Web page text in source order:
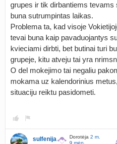
grupes ir tik dirbantiems tevams
buna sutrumpintas laikas.
Problema ta, kad visoje
tevai buna kaip pavaduojantys
kvieciami dirbti, bet butinai turi
grupeje, kitu atveju tai yra
O del mokejimo tai negaliu
mokama uz kalendorinius
situaciju reiktu pasidometi.
sulfenija Dorotėja 2 m.
9 mėn.